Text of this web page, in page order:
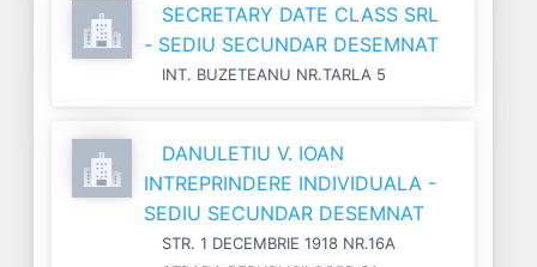
SECRETARY DATE CLASS SRL
- SEDIU SECUNDAR DESEMNAT
INT. BUZETEANU NR.TARLA 5
DANULETIU V. IOAN
INTREPRINDERE INDIVIDUALA -
SEDIU SECUNDAR DESEMNAT
STR. 1 DECEMBRIE 1918 NR.16A